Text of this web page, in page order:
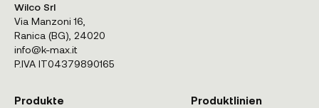
Wilco Srl
Via Manzoni 16,
Ranica (BG), 24020
info@k-max.it
P.IVA IT04379890165
Produkte Produktlinien